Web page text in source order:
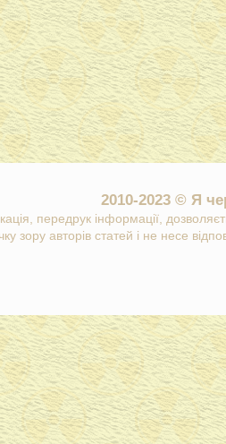
2010-2023 © Я
передрук інформації,
зору авторів статей і не несе